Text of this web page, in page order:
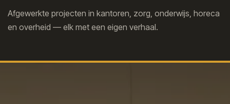
Afgewerkte projecten in kantoren, zorg, onderwijs, horeca
en overheid — elk met een eigen verhaal.